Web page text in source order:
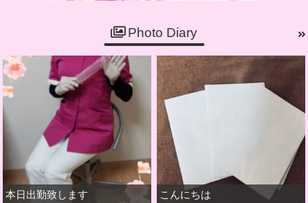
Photo Diary
本日出勤致します こんにちは